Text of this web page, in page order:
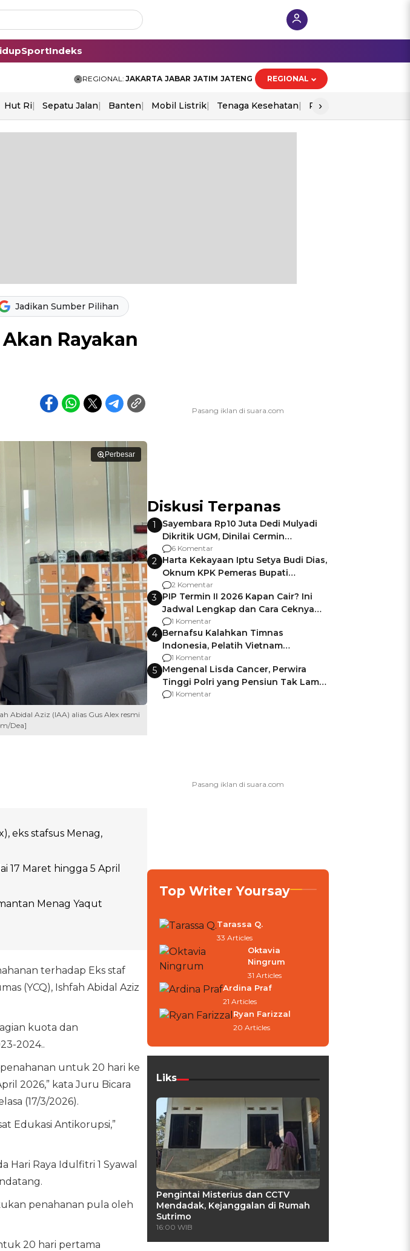
SportIndeks
REGIONAL: JAKARTA JABAR JATIM JATENG REGIONAL
Hut Ri Sepatu Jalan Banten Mobil Listrik Tenaga Kesehatan Perang As-Iran
›
Jadikan Sumber Pilihan
Rayakan
Perbesar
Abidal Aziz (IAA) alias Gus Alex resmi
Dea]
eks stafsus Menag,
17 Maret hingga 5 April
Menag Yaqut
terhadap Eks staf
(YCQ), Ishfah Abidal Aziz
kuota dan
2024..
untuk 20 hari ke
2026,” kata Juru Bicara
(17/3/2026).
Edukasi Antikorupsi,”
Hari Raya Idulfitri 1 Syawal
penahanan pula oleh
20 hari pertama
Diskusi Terpanas
1
Sayembara Rp10 Juta Dedi Mulyadi
Dikritik UGM, Dinilai Cermin
Gagalnya Negara Jamin Keamanan
6 Komentar
2 Harta Kekayaan Iptu Setya Budi Dias,
Oknum KPK Pemeras Bupati
Pemalang
2 Komentar
3 PIP Termin II 2026 Kapan Cair? Ini
Jadwal Lengkap dan Cara Ceknya
agar Dana Tidak Hangus!
1 Komentar
4 Bernafsu Kalahkan Timnas
Indonesia, Pelatih Vietnam
Berencana Pakai Jimat di Pakansari
1 Komentar
5 Mengenal Lisda Cancer, Perwira
Tinggi Polri yang Pensiun Tak Lama
Usai Jadi Brigjen
1 Komentar
Top Writer Yoursay
Tarassa Q.
33 Articles
Oktavia
Ningrum
31 Articles
Ardina Praf
21 Articles
Ryan Farizzal
20 Articles
Liks
Pengintai Misterius dan CCTV
Mendadak, Kejanggalan di Rumah
Sutrimo
16:00 WIB